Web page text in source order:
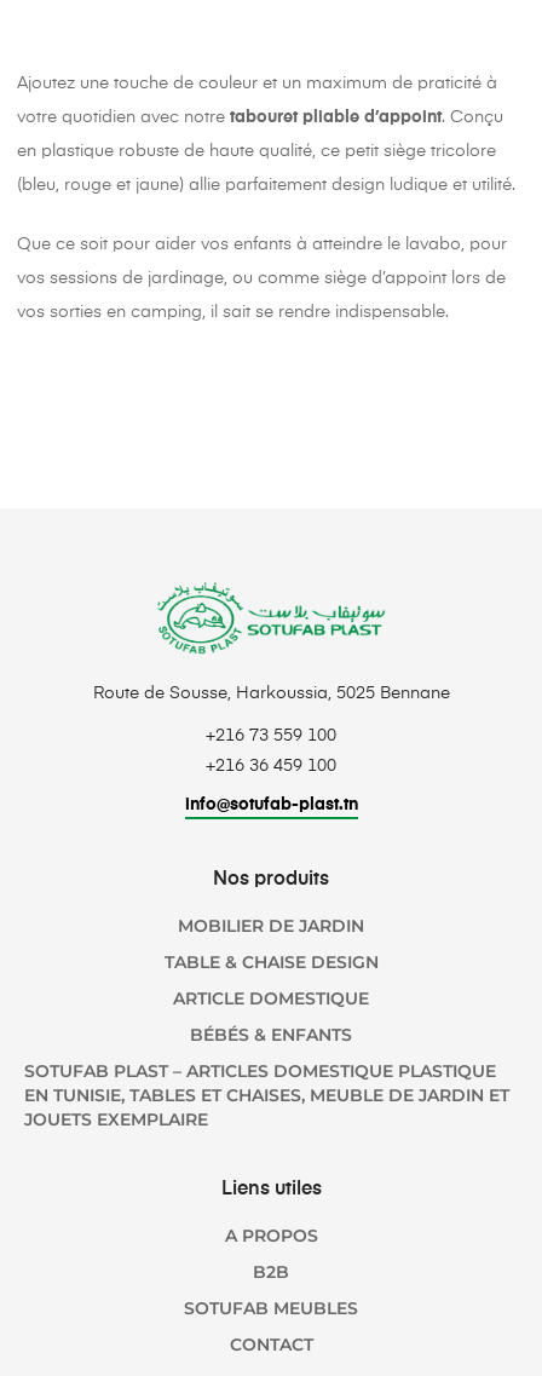
Ajoutez une touche de couleur et un maximum de praticité à
votre quotidien avec notre tabouret pliable d’appoint. Conçu
en plastique robuste de haute qualité, ce petit siège tricolore
(bleu, rouge et jaune) allie parfaitement design ludique et utilité.
Que ce soit pour aider vos enfants à atteindre le lavabo, pour
vos sessions de jardinage, ou comme siège d’appoint lors de
vos sorties en camping, il sait se rendre indispensable.
Route de Sousse, Harkoussia, 5025 Bennane
+216 73 559 100
+216 36 459 100
info@sotufab-plast.tn
Nos produits
MOBILIER DE JARDIN
TABLE & CHAISE DESIGN
ARTICLE DOMESTIQUE
BÉBÉS & ENFANTS
SOTUFAB PLAST – ARTICLES DOMESTIQUE PLASTIQUE
EN TUNISIE, TABLES ET CHAISES, MEUBLE DE JARDIN ET
JOUETS EXEMPLAIRE
Liens utiles
A PROPOS
B2B
SOTUFAB MEUBLES
CONTACT